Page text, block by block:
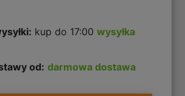
kup do 17:00wysyłka
od: darmowa dostawa